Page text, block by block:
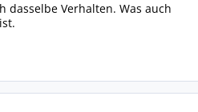
dasselbe Verhalten. Was auch